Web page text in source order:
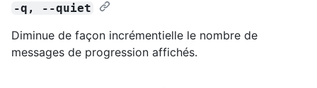
-q, --quiet
Diminue de façon incrémentielle le nombre de
messages de progression affichés.